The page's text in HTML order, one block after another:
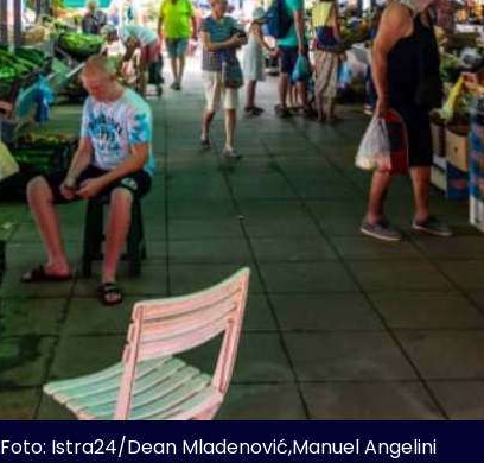
Foto: Istra24/Dean Mladenović,Manuel Angelini